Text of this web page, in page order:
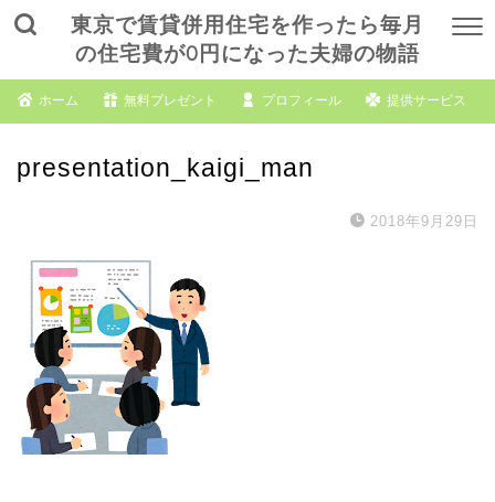
東京で賃貸併用住宅を作ったら毎月
の住宅費が0円になった夫婦の物語
ホーム 無料プレゼント プロフィール 提供サービス
presentation_kaigi_man
2018年9月29日